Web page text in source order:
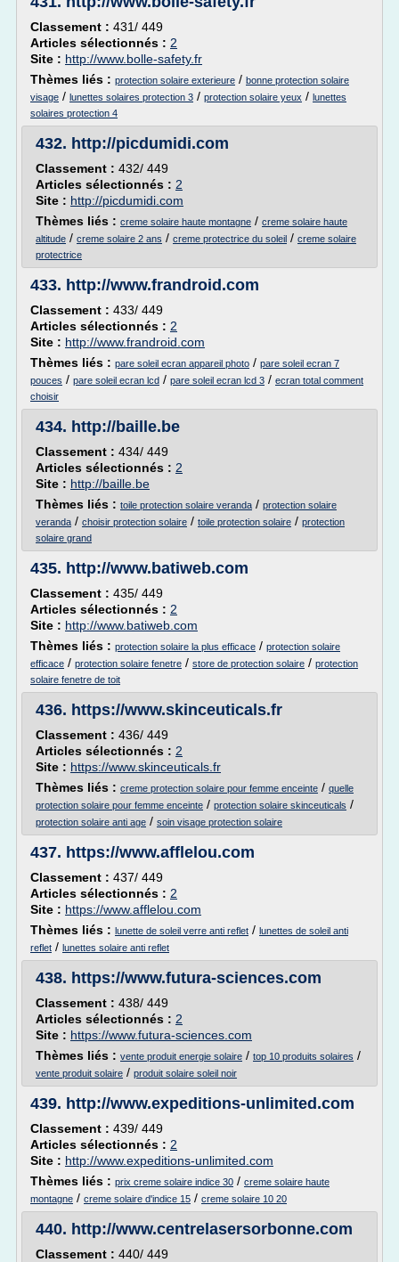
Classement : 431/ 449
Articles sélectionnés : 2
Site : http://www.bolle-safety.fr
Thèmes liés : protection solaire exterieure / bonne protection solaire
visage / lunettes solaires protection 3 / protection solaire yeux / lunettes
solaires protection 4
432. http://picdumidi.com
Classement : 432/ 449
Articles sélectionnés : 2
Site : http://picdumidi.com
Thèmes liés : creme solaire haute montagne / creme solaire haute
altitude / creme solaire 2 ans / creme protectrice du soleil / creme solaire
protectrice
433. http://www.frandroid.com
Classement : 433/ 449
Articles sélectionnés : 2
Site : http://www.frandroid.com
Thèmes liés : pare soleil ecran appareil photo / pare soleil ecran 7
pouces / pare soleil ecran lcd / pare soleil ecran lcd 3 / ecran total comment
choisir
434. http://baille.be
Classement : 434/ 449
Articles sélectionnés : 2
Site : http://baille.be
Thèmes liés : toile protection solaire veranda / protection solaire
veranda / choisir protection solaire / toile protection solaire / protection
solaire grand
435. http://www.batiweb.com
Classement : 435/ 449
Articles sélectionnés : 2
Site : http://www.batiweb.com
Thèmes liés : protection solaire la plus efficace / protection solaire
efficace / protection solaire fenetre / store de protection solaire / protection
solaire fenetre de toit
436. https://www.skinceuticals.fr
Classement : 436/ 449
Articles sélectionnés : 2
Site : https://www.skinceuticals.fr
Thèmes liés : creme protection solaire pour femme enceinte / quelle
protection solaire pour femme enceinte / protection solaire skinceuticals /
protection solaire anti age / soin visage protection solaire
437. https://www.afflelou.com
Classement : 437/ 449
Articles sélectionnés : 2
Site : https://www.afflelou.com
Thèmes liés : lunette de soleil verre anti reflet / lunettes de soleil anti
reflet / lunettes solaire anti reflet
438. https://www.futura-sciences.com
Classement : 438/ 449
Articles sélectionnés : 2
Site : https://www.futura-sciences.com
Thèmes liés : vente produit energie solaire / top 10 produits solaires /
vente produit solaire / produit solaire soleil noir
439. http://www.expeditions-unlimited.com
Classement : 439/ 449
Articles sélectionnés : 2
Site : http://www.expeditions-unlimited.com
Thèmes liés : prix creme solaire indice 30 / creme solaire haute
montagne / creme solaire d'indice 15 / creme solaire 10 20
440. http://www.centrelasersorbonne.com
Classement : 440/ 449